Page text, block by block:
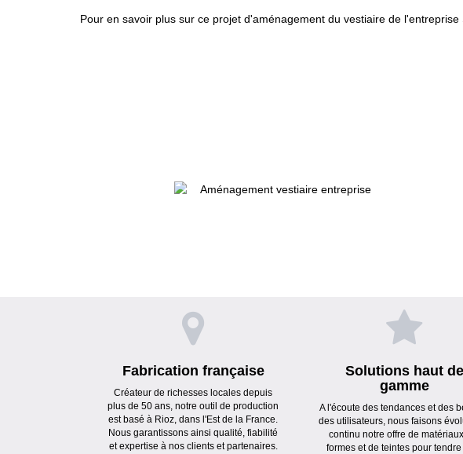
Pour en savoir plus sur ce projet d'aménagement du vestiaire de l'entreprise
Fabrication française
Créateur de richesses locales depuis
plus de 50 ans, notre outil de production
est basé à Rioz, dans l'Est de la France.
Nous garantissons ainsi qualité, fiabilité
et expertise à nos clients et partenaires.
Solutions haut de
gamme
A l'écoute des tendances et des
des utilisateurs, nous faisons
continu notre offre de
formes et de teintes pour